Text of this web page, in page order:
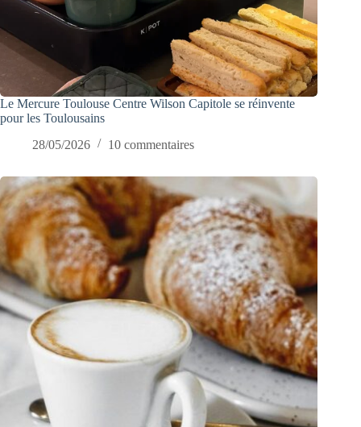
Le Mercure Toulouse Centre Wilson Capitole se réinvente
pour les Toulousains
28/05/2026
10 commentaires